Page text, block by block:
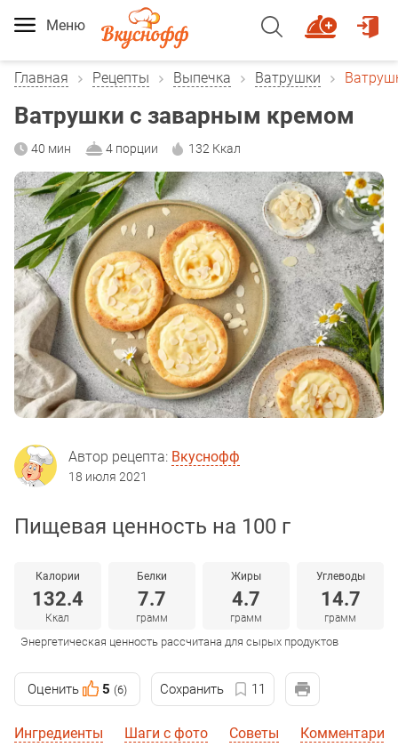
Меню
Главная Рецепты Выпечка Ватрушки
Ватрушки с заварным кремом
40 мин 4 порции 132 Ккал
Автор рецепта: Вкуснофф
18 июля 2021
Пищевая ценность на 100 г
Калории
132.4
Ккал
Белки
7.7
грамм
Жиры
4.7
грамм
Углеводы
14.7
грамм
Энергетическая ценность рассчитана для сырых продуктов
Оценить 5 (6) Сохранить 11
Ингредиенты Шаги с фото Советы Комментарии